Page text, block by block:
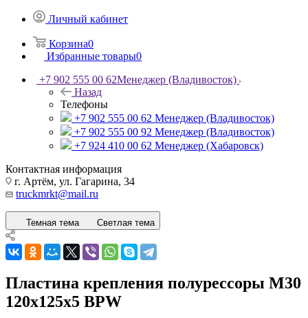
Личный кабинет
Корзина0
Избранные товары0
+7 902 555 00 62Менеджер (Владивосток)
Назад
Телефоны
+7 902 555 00 62 Менеджер (Владивосток)
+7 902 555 00 92 Менеджер (Владивосток)
+7 924 410 00 62 Менеджер (Хабаровск)
Контактная информация
г. Артём, ул. Гагарина, 34
truckmrkt@mail.ru
Темная тема Светлая тема
Пластина крепления полурессоры M30
120x125x5 BPW